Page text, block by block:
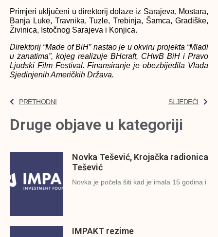
Primjeri uključeni u direktorij dolaze iz Sarajeva, Mostara,
Banja Luke, Travnika, Tuzle, Trebinja, Šamca, Gradiške,
Živinica, Istočnog Sarajeva i Konjica.
Direktorij “Made of BiH” nastao je u okviru projekta “Mladi
u zanatima”, kojeg realizuje BHcraft, CHwB BiH i Pravo
Ljudski Film Festival. Finansiranje je obezbijedila Vlada
Sjedinjenih Američkih Država.
PRETHODNI SLJEDEĆI
Druge objave u kategoriji
Novka Tešević, Krojačka radionica
Tešević
Novka je počela šiti kad je imala 15 godina i
IMPAKT rezime